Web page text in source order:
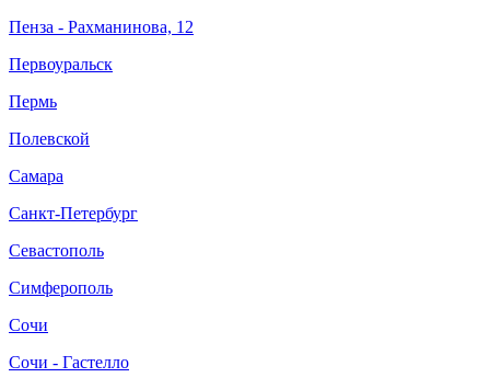
Пенза - Рахманинова, 12
Первоуральск
Пермь
Полевской
Самара
Санкт-Петербург
Севастополь
Симферополь
Сочи
Сочи - Гастелло